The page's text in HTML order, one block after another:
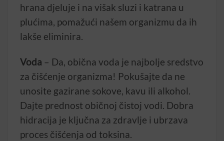
hrana djeluje i na višak sluzi i katrana u
plućima, pomažući našem organizmu da ih
lakše eliminira.
Voda – Da, obična voda je najbolje sredstvo
za čišćenje organizma! Pokušajte da ne
unosite gazirane sokove, kavu ili alkohol.
Dajte prednost običnoj čistoj vodi. Dobra
hidracija je ključna za zdravlje i ubrzava
proces čišćenja od toksina.